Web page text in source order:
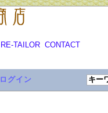
RE-TAILOR CONTACT
ログイン